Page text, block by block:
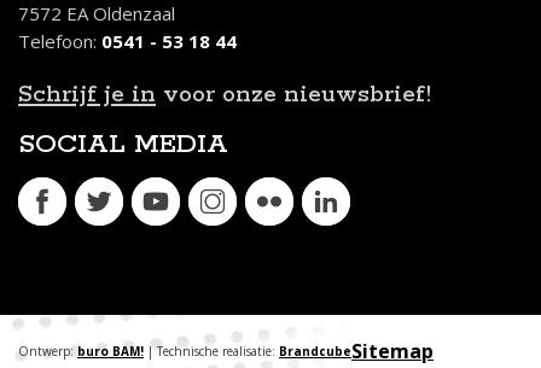
7572 EA Oldenzaal
Telefoon: 0541 - 53 18 44
Schrijf je in voor onze nieuwsbrief!
SOCIAL MEDIA
Sitemap
Ontwerp: buro BAM! | Technische realisatie: Brandcube